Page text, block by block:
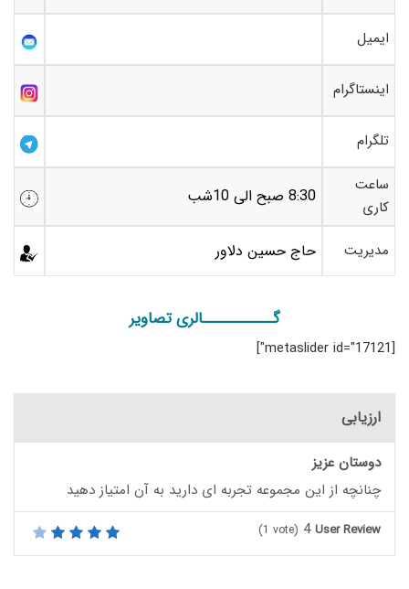
ایمیل
اینستاگرام
تلگرام
ساعت
کاری
8:30 صبح الی 10شب
مدیریت حاج حسین دلاور
گـــــــــــالری تصاویر
[metaslider id="17121"]
ارزیابی
دوستان عزیز
چنانچه از این مجموعه تجربه ای دارید به آن امتیاز دهید
User Review
4
(1 vote)